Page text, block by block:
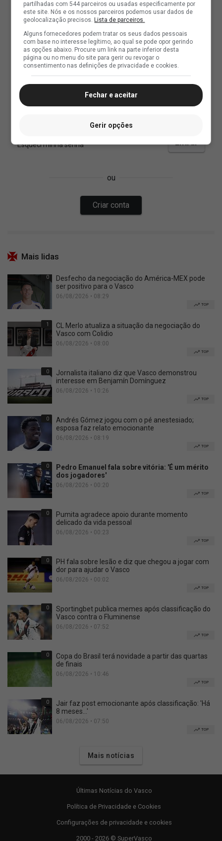
Mais lidas
0
Desfecho da negociação do América-MEX pode
ser positivo para o Vasco
06/08/2026 • 08:29
TOP
1
CL Merlo atualiza a situação da negociação do
Vasco com Colidio
06/08/2026 • 08:00
TOP
0
Jornalista italiano diz que Vasco demonstrou
interesse em Benjamín Domínguez
06/08/2026 • 10:26
TOP
0
Andrés Gómez jogou com o pé anestesiado;
esposa faz relato emocionante
06/08/2026 • 08:19
TOP
0
Pedro Emanuel fala sobre vitória: 'É um mérito
dos jogadores'
06/08/2026 • 00:20
TOP
0
Pumita agradece apoio durante momento
delicado da vida pessoal
06/08/2026 • 00:23
TOP
0
PH fala sobre lesão e diz que chegou a jogar com
dor para ajudar o Vasco
06/08/2026 • 00:02
TOP
0
Sportingbet publica memes após classificação do
Vasco contra o Fluminense
06/08/2026 • 07:52
TOP
0
Copa do Brasil terá novidade a partir das quartas
de finais
06/08/2026 • 10:46
TOP
0
Jair faz post emocionante após classificação: 'Há
8 meses...'
06/08/2026 • 07:50
TOP
Mais notícias
Últimas Notícias do Vasco
Política de Privacidade e Cookies
Configurações de privacidade e cookies
2000 - 2026 © SuperVasco
partilhadas com 544 parceiros ou usadas especificamente por
este site. Nós e os nossos parceiros podemos usar dados de
geolocalização precisos. Lista de parceiros.
Alguns fornecedores podem tratar os seus dados pessoais
com base no interesse legítimo, ao qual se pode opor gerindo
as opções abaixo. Procure um link na parte inferior desta
página ou no menu do site para gerir ou revogar o
consentimento nas definições de privacidade e cookies.
Fechar e aceitar
Gerir opções